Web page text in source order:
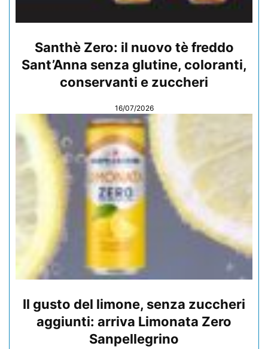
Santhè Zero: il nuovo tè freddo
Sant’Anna senza glutine, coloranti,
conservanti e zuccheri
16/07/2026
Il gusto del limone, senza zuccheri
aggiunti: arriva Limonata Zero
Sanpellegrino